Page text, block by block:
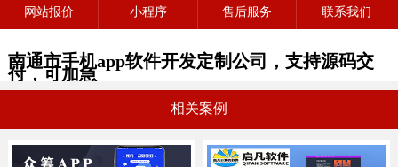
网站报价 小程序 售后服务 联系我们
南通市手机app软件开发定制公司，支持源码交
付，可加急
相关案例